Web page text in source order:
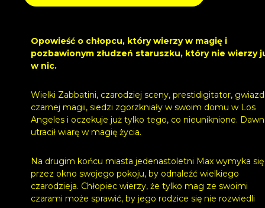
Opowieść o chłopcu, który wierzy w magię i
pozbawionym złudzeń staruszku, który nie wierzy
w nic.
Wielki Zabbatini, czarodziej sceny, prestidigitator,
czarnej magii, siedzi zgorzkniały w swoim domu w Los
Angeles i oczekuje już tylko tego, co nieuniknione.
utracił wiarę w magię życia.
Na drugim końcu miasta jedenastoletni Max wymyka się
przez okno swojego pokoju, by odnaleźć wielkiego
czarodzieja. Chłopiec wierzy, że tylko mag ze swoimi
czarami może sprawić, by jego rodzice się nie rozwiedli